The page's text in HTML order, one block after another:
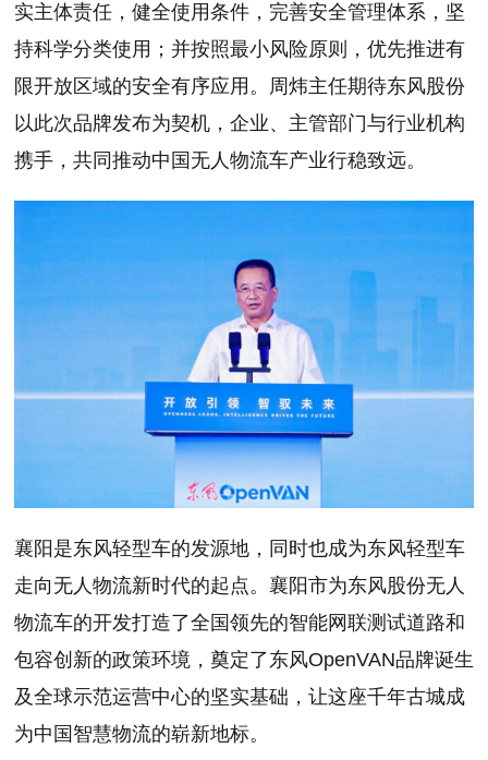
实主体责任，健全使用条件，完善安全管理体系，坚
持科学分类使用；并按照最小风险原则，优先推进有
限开放区域的安全有序应用。周炜主任期待东风股份
以此次品牌发布为契机，企业、主管部门与行业机构
携手，共同推动中国无人物流车产业行稳致远。
襄阳是东风轻型车的发源地，同时也成为东风轻型车
走向无人物流新时代的起点。襄阳市为东风股份无人
物流车的开发打造了全国领先的智能网联测试道路和
包容创新的政策环境，奠定了东风OpenVAN品牌诞生
及全球示范运营中心的坚实基础，让这座千年古城成
为中国智慧物流的崭新地标。